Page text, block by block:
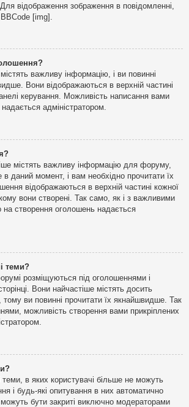
відображення зображення в повідомленні,
[img].
важливу інформацію, і ви повинні
Вони відображаються в верхній частині
керування. Можливість написання вами
адміністратором.
містять важливу інформацію для форуму,
в даний момент, і вам необхідно прочитати їх
відображаються в верхній частині кожної
вони створені. Так само, як і з важливими
створення оголошень надається
теми?
розміщуються під оголошеннями і
Вони найчастіше містять досить
ви повинні прочитати їх якнайшвидше. Так
можливість створення вами прикріплених
теми, в яких користувачі більше не можуть
і будь-які опитування в них автоматично
бути закриті виключно модераторами